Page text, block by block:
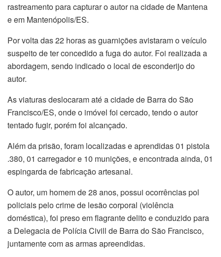
rastreamento para capturar o autor na cidade de Mantena
e em Mantenópolis/ES.
Por volta das 22 horas as guarnições avistaram o veículo
suspeito de ter concedido a fuga do autor. Foi realizada a
abordagem, sendo indicado o local de esconderijo do
autor.
As viaturas deslocaram até a cidade de Barra do São
Francisco/ES, onde o imóvel foi cercado, tendo o autor
tentado fugir, porém foi alcançado.
Além da prisão, foram localizadas e aprendidas 01 pistola
.380, 01 carregador e 10 munições, e encontrada ainda, 01
espingarda de fabricação artesanal.
O autor, um homem de 28 anos, possui ocorrências pol
policiais pelo crime de lesão corporal (violência
doméstica), foi preso em flagrante delito e conduzido para
a Delegacia de Polícia Civill de Barra do São Francisco,
juntamente com as armas apreendidas.